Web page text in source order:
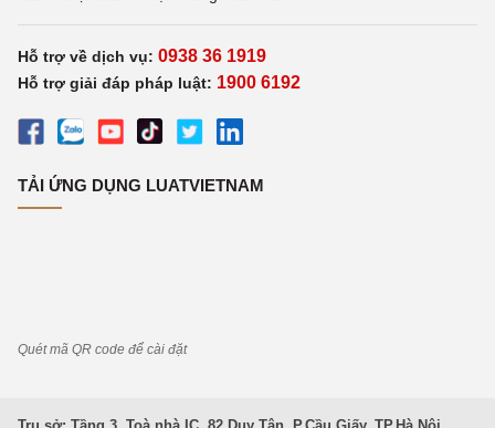
Hỗ trợ về dịch vụ: 0938 36 1919
Hỗ trợ giải đáp pháp luật: 1900 6192
TẢI ỨNG DỤNG LUATVIETNAM
Quét mã QR code để cài đặt